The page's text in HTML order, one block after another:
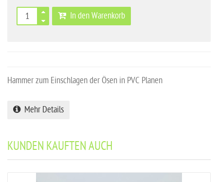
In den Warenkorb
Hammer zum Einschlagen der Ösen in PVC Planen
Mehr Details
KUNDEN KAUFTEN AUCH